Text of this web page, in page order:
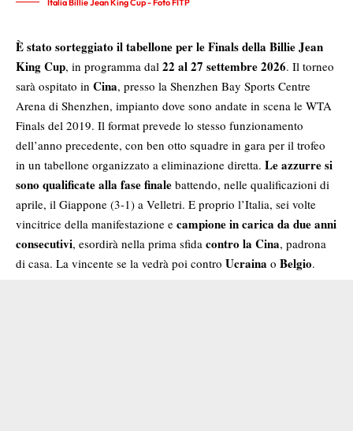
Italia Billie Jean King Cup - Foto FITP
È stato sorteggiato il tabellone per le Finals della Billie Jean
King Cup, in programma dal 22 al 27 settembre 2026. Il torneo
sarà ospitato in Cina, presso la Shenzhen Bay Sports Centre
Arena di Shenzhen, impianto dove sono andate in scena le WTA
Finals del 2019. Il format prevede lo stesso funzionamento
dell’anno precedente, con ben otto squadre in gara per il trofeo
in un tabellone organizzato a eliminazione diretta. Le azzurre si
sono qualificate alla fase finale battendo, nelle qualificazioni di
aprile, il Giappone (3-1) a Velletri. E proprio l’Italia, sei volte
vincitrice della manifestazione e campione in carica da due anni
consecutivi, esordirà nella prima sfida contro la Cina, padrona
di casa. La vincente se la vedrà poi contro Ucraina o Belgio.